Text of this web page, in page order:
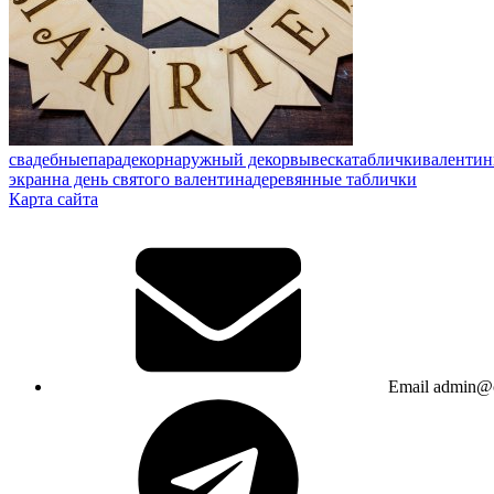
свадебныепарадекорнаружный декорвывескатаблички
экранна день святого валентинадеревянные таблички
Карта сайта
Email